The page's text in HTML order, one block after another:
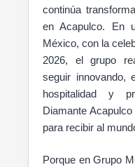
continúa
en Acapulco. En
México, con la
2026, el grupo
seguir innovando,
hospitalidad y
Diamante
para recibir al
Porque en Grupo